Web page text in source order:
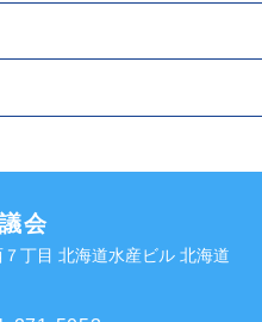
会
丁目 北海道水産ビル 北海道